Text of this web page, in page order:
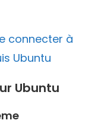
connecter à
Ubuntu
Ubuntu